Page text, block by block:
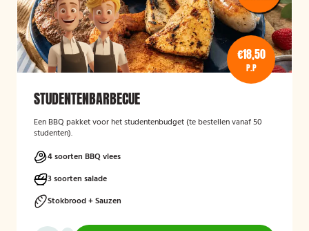
€18,50
P.P
STUDENTENBARBECUE
Een BBQ pakket voor het studentenbudget (te bestellen vanaf 50
studenten).
4 soorten BBQ vlees
3 soorten salade
Stokbrood + Sauzen